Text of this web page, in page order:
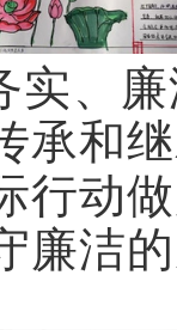
实、
承和
行动
廉洁